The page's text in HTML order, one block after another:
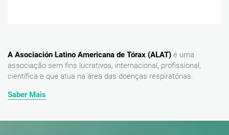
A Asociación Latino Americana de Tórax (ALAT) é uma
associação sem fins lucrativos, internacional, profissional,
científica e que atua na área das doenças respiratórias.
Saber Mais